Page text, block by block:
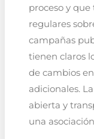
proceso y
regulares
campañas
tienen claros
de cambios
adicionales.
abierta y
una